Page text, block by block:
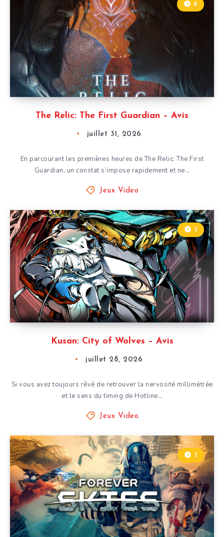
The Relic: The First Guardian – Avis
8
juillet 31, 2026
En parcourant les premières heures de The Relic: The First
Guardian, un constat s’impose rapidement et ne…
Jeux Video
Kusan: City of Wolves – Avis
5
juillet 28, 2026
Si vous avez toujours rêvé de retrouver la nervosité millimétrée
et le sens du timing de Hotline…
Jeux Video
3